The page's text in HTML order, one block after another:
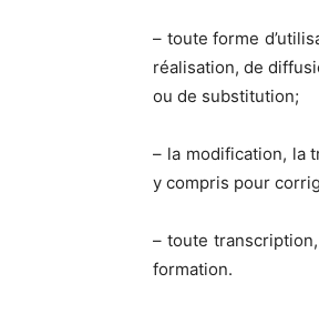
– toute forme
réalisation, de
ou de substitution;
– la modification, la
y compris pour
– toute
formation.